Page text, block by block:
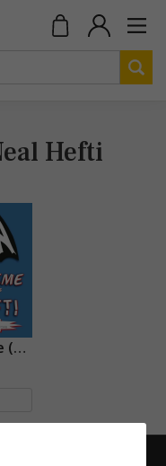
Hefti
Batman Theme (Série TV)